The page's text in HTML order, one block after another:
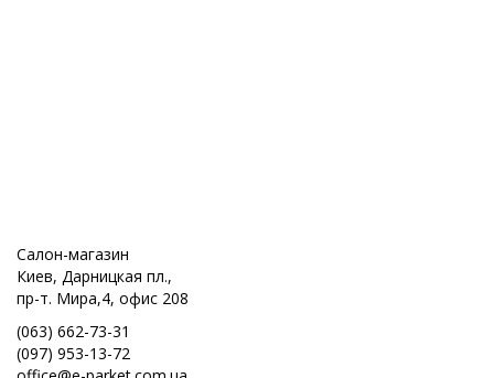
Салон-магазин
Киев, Дарницкая пл.,
пр-т. Мира,4, офис 208
(063) 662-73-31
(097) 953-13-72